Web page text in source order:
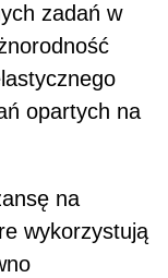
zadań w
opartych na
na
wykorzystują